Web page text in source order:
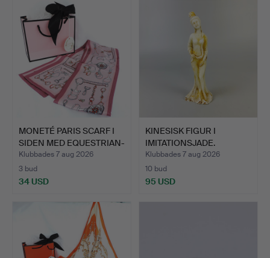
MONETÉ PARIS SCARF I
SIDEN MED EQUESTRIAN-
…
Klubbades 7 aug 2026
3 bud
34 USD
KINESISK FIGUR I
IMITATIONSJADE.
Klubbades 7 aug 2026
10 bud
95 USD